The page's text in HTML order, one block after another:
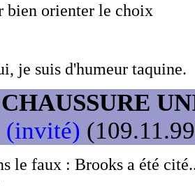
bien orienter le choix
je suis d'humeur taquine.
(invité)
le faux : Brooks a été